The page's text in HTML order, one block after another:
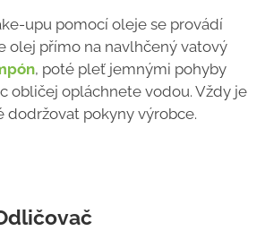
upu pomocí oleje se provádí
olej přímo na navlhčený vatový
, poté pleť jemnými pohyby
obličej opláchnete vodou. Vždy je
dodržovat pokyny výrobce.